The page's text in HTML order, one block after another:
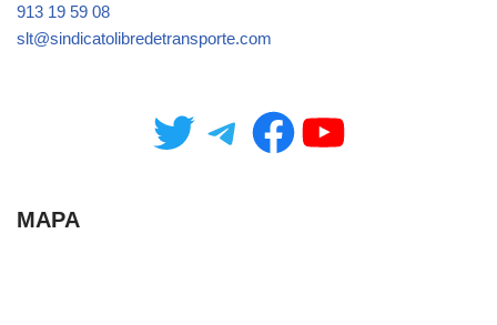
913 19 59 08
slt@sindicatolibredetransporte.com
MAPA